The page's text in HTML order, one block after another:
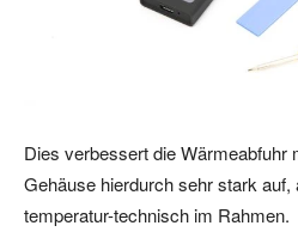
Dies verbessert die Wärmeabfuhr
Gehäuse hierdurch sehr stark auf,
temperatur-technisch im Rahmen.